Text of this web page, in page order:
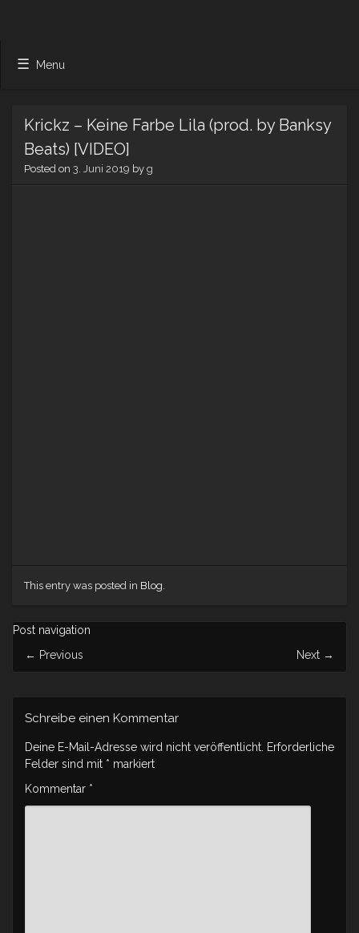
Menu
Krickz – Keine Farbe Lila (prod. by Banksy
Beats) [VIDEO]
Posted on 3. Juni 2019 by g
This entry was posted in Blog.
Post navigation
← Previous Next →
Schreibe einen Kommentar
Deine E-Mail-Adresse wird nicht veröffentlicht. Erforderliche
Felder sind mit * markiert
Kommentar *